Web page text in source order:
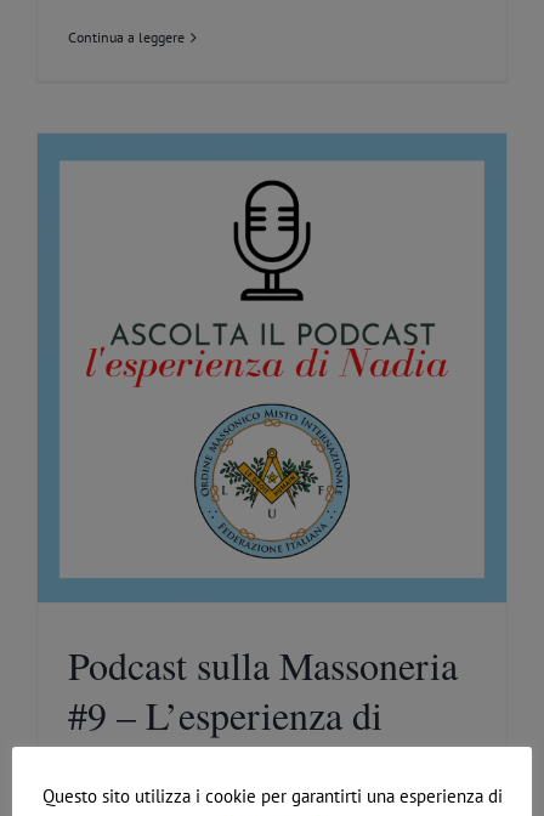
Continua a leggere
Podcast sulla Massoneria
#9 – L’esperienza di
Nadia
DiRedazione | Novembre 2nd, 2021 | Podcast
Questo sito utilizza i cookie per garantirti una esperienza di